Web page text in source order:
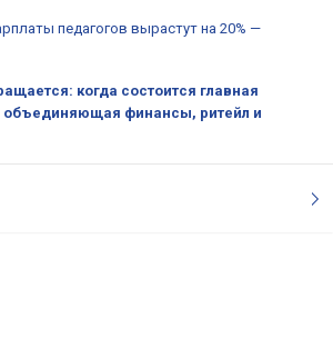
педагогов вырастут на 20% —
когда состоится главная
объединяющая финансы, ритейл и